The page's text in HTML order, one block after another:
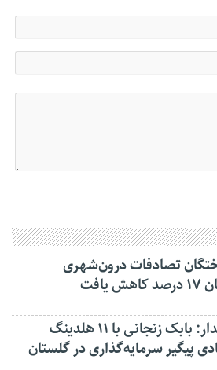
تصادفات درون‌شهری
یافت
استاندار: بابک زنجانی با ۱۱ هلدینگ
پیگیر سرمایه‌گذاری در گلستان